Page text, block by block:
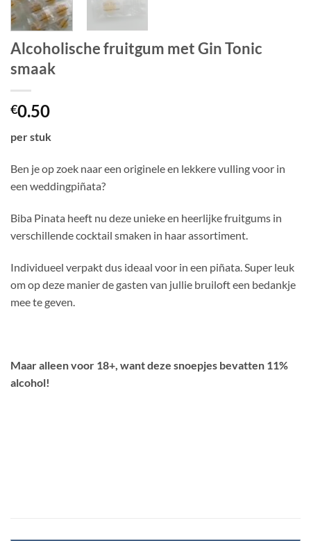
Alcoholische fruitgum met Gin Tonic
smaak
€0.50
per stuk
Ben je op zoek naar een originele en lekkere vulling voor in
een weddingpiñata?
Biba Pinata heeft nu deze unieke en heerlijke fruitgums in
verschillende cocktail smaken in haar assortiment.
Individueel verpakt dus ideaal voor in een piñata. Super leuk
om op deze manier de gasten van jullie bruiloft een bedankje
mee te geven.
Maar alleen voor 18+, want deze snoepjes bevatten 11%
alcohol!